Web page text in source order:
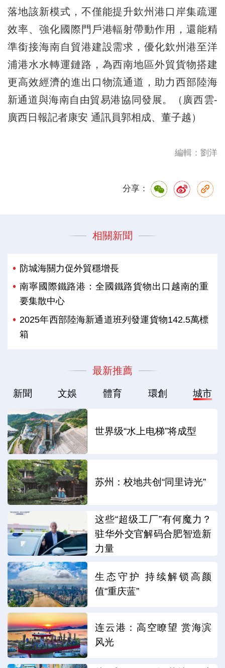
落地該新模式，不僅能提升欽州港口岸集疏運
效率、強化國際門戶港輻射帶動作用，還能精
準銜接海南自貿港建設需求，優化欽州港至洋
浦港水水轉運鏈路，為西南地區外貿貨物搭建
更高效經濟的進出口物流通道，助力西部陸海
新通道與海南自由貿易港協同發展。（廣西雲-
廣西日報記者康安 通訊員郭相成、董子越）
編輯：劉洋
分享：
相關新聞
防城海關力促外貿穩增長
南寧國際鐵路港：全國鐵路貨物出口越南的重
要集散中心
2025年西部陸海新通道班列發運貨物142.5萬標
箱
最新推薦
新聞 文娛 體育 環創 城市
世界级“水上电梯”将成型
苏州：校地共创“同里诗光”
这些“超级工厂”有何魔力？
驻华外交官解码合肥智造新
力量
生态守护 持续解锁高颜
值“重庆蓝”
连云港：高空瞭望 赏海滨
风光